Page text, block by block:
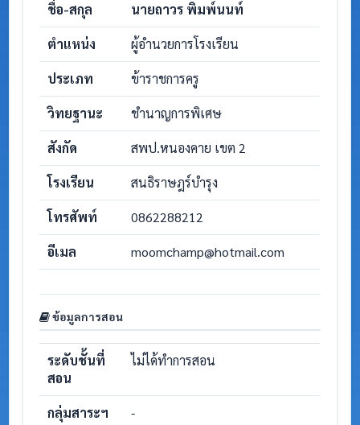
ชื่อ-สกุล นายถาวร พิมพ์นนท์
ตำแหน่ง ผู้อำนวยการโรงเรียน
ประเภท ข้าราชการครู
วิทยฐานะ ชำนาญการพิเศษ
สังกัด สพป.หนองคาย เขต 2
โรงเรียน สนธิราษฎร์บำรุง
โทรศัพท์ 0862288212
อีเมล moomchamp@hotmail.com
ข้อมูลการสอน
ระดับชั้นที่
สอน
ไม่ได้ทำการสอน
กลุ่มสาระฯ -